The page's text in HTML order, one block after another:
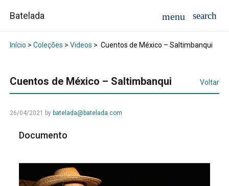
Batelada
Início > Coleções > Videos > Cuentos de México – Saltimbanqui
Cuentos de México – Saltimbanqui Voltar
26/04/2021 by batelada@batelada.com
Documento